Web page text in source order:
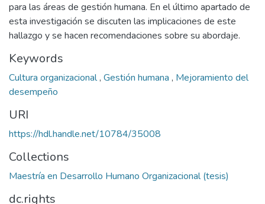
para las áreas de gestión humana. En el último apartado de
esta investigación se discuten las implicaciones de este
hallazgo y se hacen recomendaciones sobre su abordaje.
Keywords
Cultura organizacional, Gestión humana , Mejoramiento del
desempeño
URI
https://hdl.handle.net/10784/35008
Collections
Maestría en Desarrollo Humano Organizacional (tesis)
dc.rights